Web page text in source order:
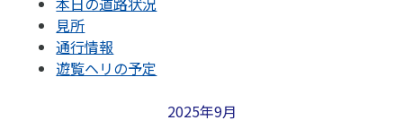
見所
通行情報
遊覧ヘリの予定
2025年9月